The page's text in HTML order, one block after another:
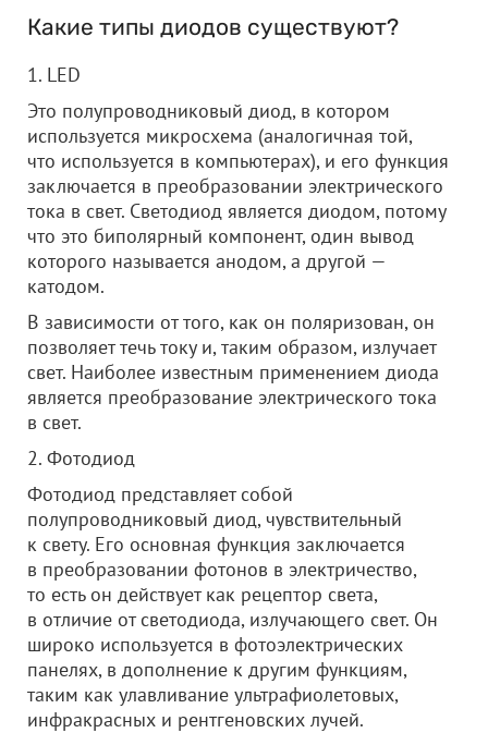
Какие типы диодов существуют?
1. LED
Это полупроводниковый диод, в котором
используется микросхема (аналогичная той,
что используется в компьютерах), и его функция
заключается в преобразовании электрического
тока в свет. Светодиод является диодом, потому
что это биполярный компонент, один вывод
которого называется анодом, а другой —
катодом.
В зависимости от того, как он поляризован, он
позволяет течь току и, таким образом, излучает
свет. Наиболее известным применением диода
является преобразование электрического тока
в свет.
2. Фотодиод
Фотодиод представляет собой
полупроводниковый диод, чувствительный
к свету. Его основная функция заключается
в преобразовании фотонов в электричество,
то есть он действует как рецептор света,
в отличие от светодиода, излучающего свет. Он
широко используется в фотоэлектрических
панелях, в дополнение к другим функциям,
таким как улавливание ультрафиолетовых,
инфракрасных и рентгеновских лучей.